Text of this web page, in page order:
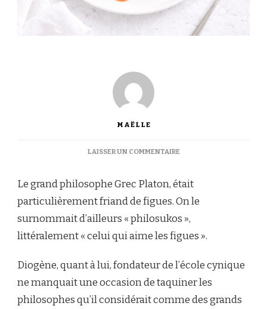
MAËLLE
LAISSER UN COMMENTAIRESUR
CARAMEL
DE
PORTO,
SABLÉS
CHANTILLY
Le grand philosophe Grec Platon, était
particulièrement friand de figues. On le
surnommait d’ailleurs « philosukos »,
littéralement « celui qui aime les figues ».
Diogène, quant à lui, fondateur de l’école cynique
ne manquait une occasion de taquiner les
philosophes qu’il considérait comme des grands